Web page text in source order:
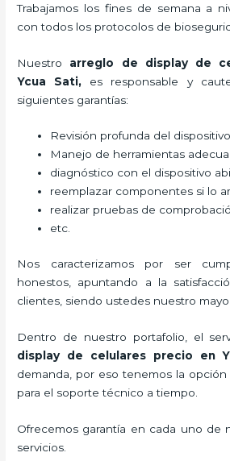
Trabajamos los fines de semana a
con todos los protocolos de
Nuestro arreglo de display de
Ycua Sati, es responsable y
siguientes garantías:
Revisión profunda del dispositivo
Manejo de herramientas
diagnóstico con el dispositivo
reemplazar componentes si lo
realizar pruebas de
etc.
Nos caracterizamos por ser
honestos, apuntando a la
clientes, siendo ustedes nuestro
Dentro de nuestro portafolio, el
display de celulares precio
en
demanda, por eso tenemos la
para el soporte técnico a tiempo.
Ofrecemos garantía en cada uno de
servicios.